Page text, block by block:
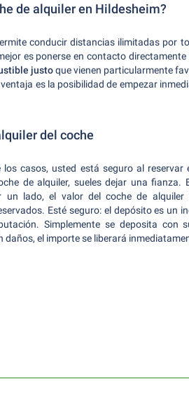
de alquiler en Hildesheim?
conducir distancias ilimitadas por
es ponerse en contacto
justoque vienen particularmente
es la posibilidad de empezar
del coche
los casos, usted está seguro al reservar
de alquiler, sueles dejar una fianza.
un lado, el valor del coche de alquiler
Esté seguro: el depósito es un
Simplemente se deposita con
daños, el importe se liberará